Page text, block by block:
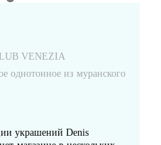
VENEZIA
однотонное из муранского
украшений Denis